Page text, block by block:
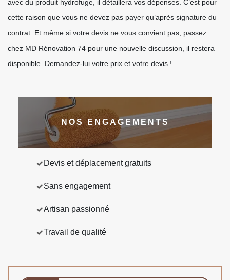
avec du produit hydrofuge, il détaillera vos dépenses. C’est pour
cette raison que vous ne devez pas payer qu’après signature du
contrat. Et même si votre devis ne vous convient pas, passez
chez MD Rénovation 74 pour une nouvelle discussion, il restera
disponible. Demandez-lui votre prix et votre devis !
NOS ENGAGEMENTS
Devis et déplacement gratuits
Sans engagement
Artisan passionné
Travail de qualité